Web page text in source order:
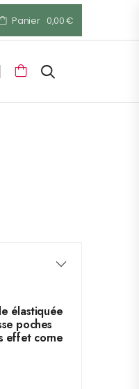
Panier 0,00€
élastiquée
poches
effet corne